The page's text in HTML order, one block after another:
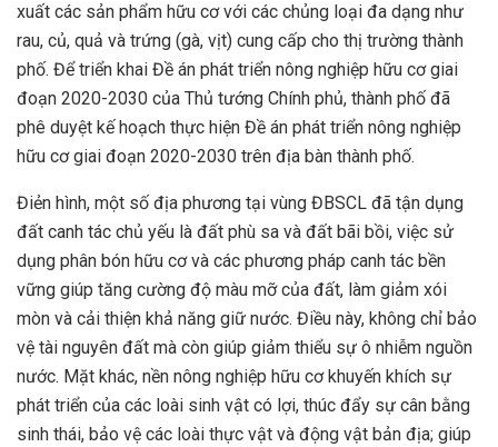
xuất các sản phẩm hữu cơ với các chủng loại đa dạng như
rau, củ, quả và trứng (gà, vịt) cung cấp cho thị trường thành
phố. Để triển khai Đề án phát triển nông nghiệp hữu cơ giai
đoạn 2020-2030 của Thủ tướng Chính phủ, thành phố đã
phê duyệt kế hoạch thực hiện Đề án phát triển nông nghiệp
hữu cơ giai đoạn 2020-2030 trên địa bàn thành phố.
Điẻn hình, một số địa phương tại vùng ĐBSCL đã tận dụng
đất canh tác chủ yếu là đất phù sa và đất bãi bồi, việc sử
dụng phân bón hữu cơ và các phương pháp canh tác bền
vững giúp tăng cường độ màu mỡ của đất, làm giảm xói
mòn và cải thiện khả năng giữ nước. Điều này, không chỉ bảo
vệ tài nguyên đất mà còn giúp giảm thiểu sự ô nhiễm nguồn
nước. Mặt khác, nền nông nghiệp hữu cơ khuyến khích sự
phát triển của các loài sinh vật có lợi, thúc đẩy sự cân bằng
sinh thái, bảo vệ các loài thực vật và động vật bản địa; giúp